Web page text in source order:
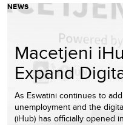
NEWS
Macetjeni
Expand
As Eswatini continues to
unemployment and the
(iHub) has officially opened